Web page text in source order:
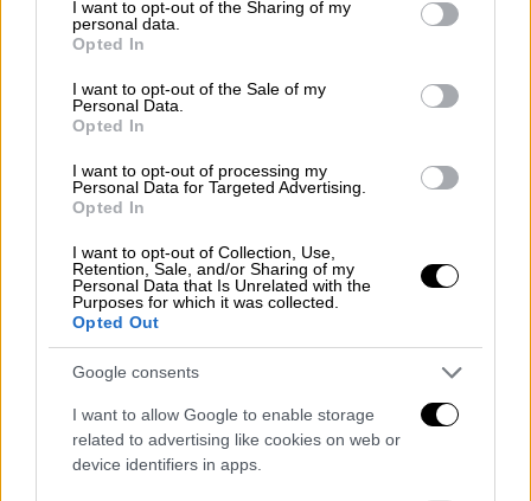
not limited to your visit or usage behaviour. You may click to
grant or deny consent to Google and its third-party tags to
use your data for below specified purposes in below Google
consent section.
I want to opt-out of the Sharing of my
personal data.
Opted In
I want to opt-out of the Sale of my
Personal Data.
Opted In
I want to opt-out of processing my
Personal Data for Targeted Advertising.
Opted In
I want to opt-out of Collection, Use,
Retention, Sale, and/or Sharing of my
Personal Data that Is Unrelated with the
Purposes for which it was collected.
Opted Out
Google consents
I want to allow Google to enable storage
related to advertising like cookies on web or
device identifiers in apps.
της προσπάθειάς του να θέσει υπό τον
έλεγχό του ευρείες περιοχές στην Ουκρανία,
τον Δεκέμβριο τάχθηκε υπέρ της αύξησης
του στρατιωτικού
προσωπικού στο 1,5
εκατομμύριο